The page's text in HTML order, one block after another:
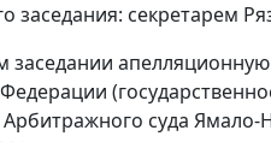
заседания: секретарем
заседании
Арбитражного суда Ямало-